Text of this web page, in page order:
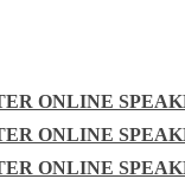
ONLINE
ONLINE
ONLINE